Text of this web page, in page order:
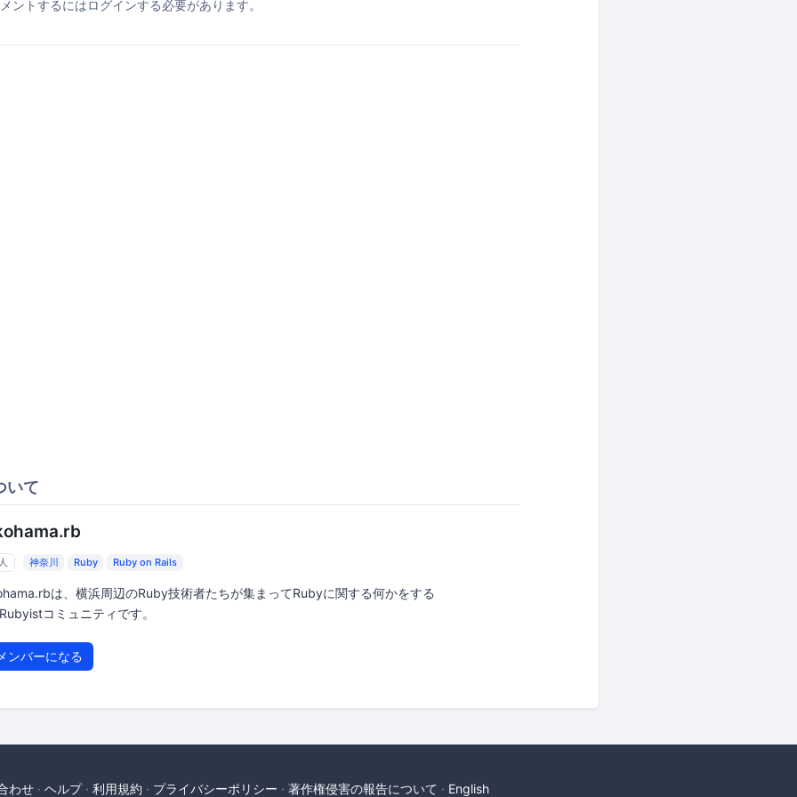
ントするにはログインする必要があります。
いて
神奈川 Ruby Ruby on Rails
は、横浜周辺のRuby技術者たちが集まってRubyに関する何かをする
コミュニティです。
メンバーになる
わせ ヘルプ 利用規約 プライバシーポリシー 著作権侵害の報告について English